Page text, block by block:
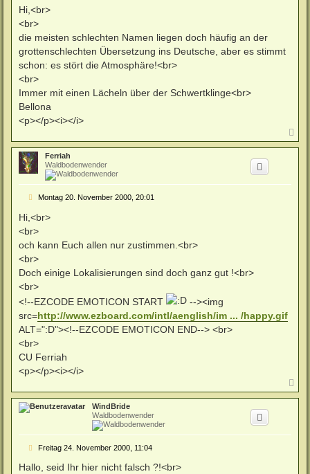
i
r
a
g
Hi,<br>
<br>
die meisten schlechten Namen liegen doch häufig an der
grottenschlechten Übersetzung ins Deutsche, aber es stimmt
schon: es stört die Atmosphäre!<br>
<br>
Immer mit einen Lächeln über der Schwertklinge<br>
Bellona
<p></p><i></i>
a
Ferriah
Waldbodenwender
B
i
r
a
g
Montag 20. November 2000, 20:01
Hi,<br>
<br>
och kann Euch allen nur zustimmen.<br>
<br>
Doch einige Lokalisierungen sind doch ganz gut !<br>
<br>
<!--EZCODE EMOTICON START
--><img
src=http://www.ezboard.com/intl/aenglish/im ... /happy.gif
ALT=":D"><!--EZCODE EMOTICON END--> <br>
<br>
CU Ferriah
<p></p><i></i>
a
WindBride
Waldbodenwender
B
i
Freitag 24. November 2000, 11:04
Hallo, seid Ihr hier nicht falsch ?!<br>